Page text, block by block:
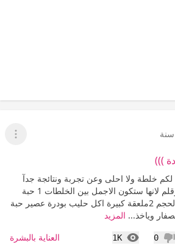
عرض
)))
خلطة ولا احلى وعن تجربة ونتائجة جدآ
رائعة للبشرة جيبو ورقة وقلم لانها ستكون الاجمل بين الخلطات 1 حبة
بطاطس مسلوقةصغيرة الحجم 2ملعقة كبيرة اكل حليب بودرة عصير حبة
وياخذ... المزيد
عدم إعجاب
0
1K
المشاهدات العناية بالبشرة